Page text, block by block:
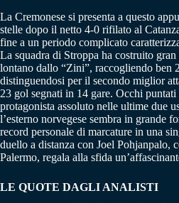
La Cremonese si presenta a questo
stelle dopo il netto 4-0 rifilato al
fine a un periodo complicato
La squadra di Stroppa ha costruito
lontano dallo “Zini”, raccogliendo ben
distinguendosi per il secondo miglior
23 gol segnati in 14 gare. Occhi puntati
protagonista assoluto nelle ultime due
l’esterno norvegese sembra in grande
record personale di marcature in una
duello a distanza con Joel Pohjanpalo,
Palermo, regala alla sfida
LE QUOTE DAGLI ANALISTI